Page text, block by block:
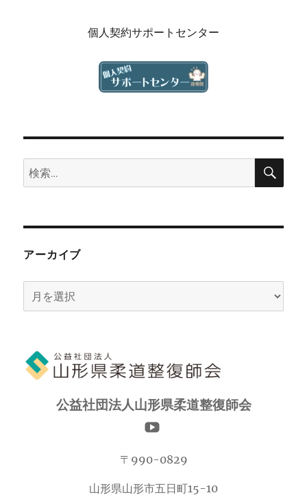
個人契約サポートセンター
検
索:
検
アーカイブ
ー
ブ
公益社団法人山形県柔道整復師会
〒990-0829
山形県山形市五日町15-10